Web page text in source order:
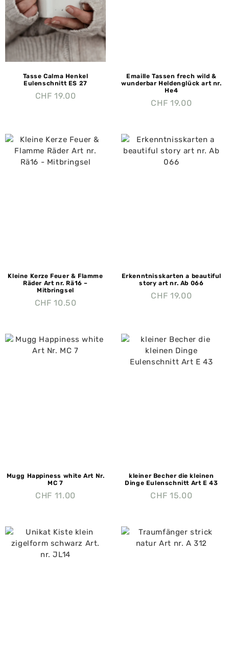
Tasse Calma Henkel
Eulenschnitt ES 27
CHF 19.00
Emaille Tassen frech wild &
wunderbar Heldenglück art nr.
He4
CHF 19.00
Kleine Kerze Feuer & Flamme
Räder Art nr. Rä16 –
Mitbringsel
CHF 10.50
Erkenntnisskarten a beautiful
story art nr. Ab 066
CHF 19.00
Mugg Happiness white Art Nr.
MC 7
CHF 11.00
kleiner Becher die kleinen
Dinge Eulenschnitt Art E 43
CHF 15.00